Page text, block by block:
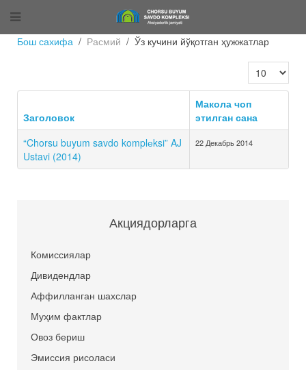
Бош сахифа Расмий
Ўз кучини йўқотган ҳужжатлар
Кол-во
Заголовок
Макола чоп
этилган сана
“Chorsu buyum savdo komplеksi” AJ
Ustavi (2014)
22 Декабрь 2014
Акциядорларга
Комиссиялар
Дивидендлар
Аффилланган шахслар
Муҳим фактлар
Овоз бериш
Эмиссия рисоласи